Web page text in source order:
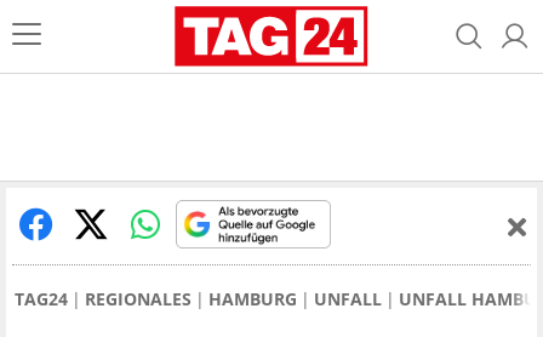
TAG24 REGIONALES HAMBURG UNFALL UNFALL